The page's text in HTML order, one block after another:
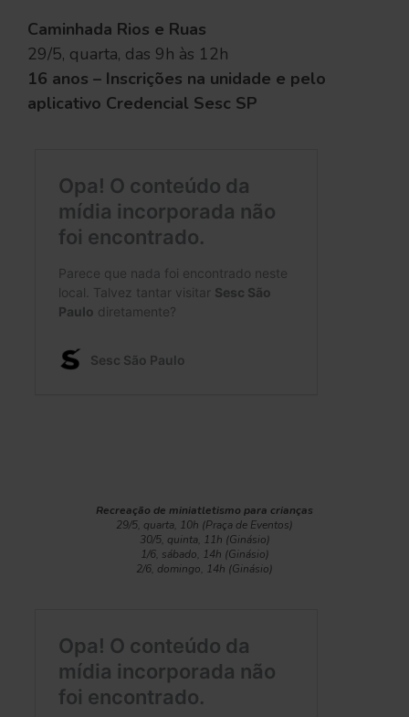
Caminhada Rios e Ruas
29/5, quarta, das 9h às 12h
16 anos – Inscrições na unidade e pelo
aplicativo Credencial Sesc SP
Recreação de miniatletismo para crianças
29/5, quarta, 10h (Praça de Eventos)
30/5, quinta, 11h (Ginásio)
1/6, sábado, 14h (Ginásio)
2/6, domingo, 14h (Ginásio)